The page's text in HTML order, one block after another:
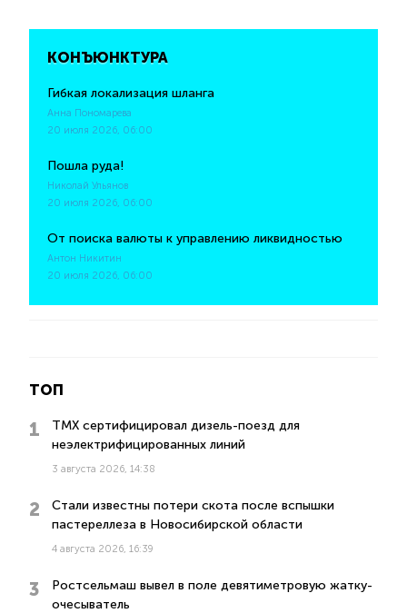
КОНЪЮНКТУРА
Гибкая локализация шланга
Анна Пономарева
20 июля 2026, 06:00
Пошла руда!
Николай Ульянов
20 июля 2026, 06:00
От поиска валюты к управлению ликвидностью
Антон Никитин
20 июля 2026, 06:00
ТОП
ТМХ сертифицировал дизель-поезд для
неэлектрифицированных линий
3 августа 2026, 14:38
Стали известны потери скота после вспышки
пастереллеза в Новосибирской области
4 августа 2026, 16:39
Ростсельмаш вывел в поле девятиметровую жатку-
очесыватель